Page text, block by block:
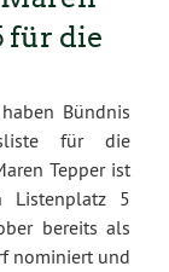
für die
Bündnis
für die
Tepper ist
Listenplatz 5
bereits als
nominiert und